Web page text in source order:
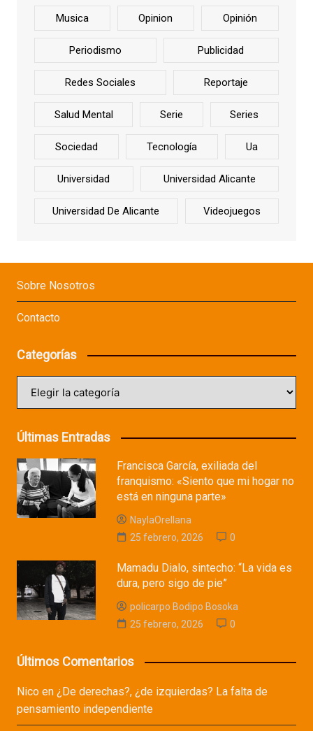
Musica Opinion Opinión
Periodismo Publicidad
Redes Sociales Reportaje
Salud Mental Serie Series
Sociedad Tecnología Ua
Universidad Universidad Alicante
Universidad De Alicante Videojuegos
Sobre Nosotros
Contacto
Categorías
Últimas Entradas
Francisca García, exiliada del
franquismo: «Siento que mi hogar no
está en ninguna parte»
NaylaOrellana
25 febrero, 2026
0
Mamadu Dialo, sintecho: “La vida es
dura, pero sigo de pie”
policarpo Bodipo Bosoka
25 febrero, 2026
0
Últimos Comentarios
Nicoen ¿De derechas?, ¿de izquierdas? La falta de
pensamiento independiente